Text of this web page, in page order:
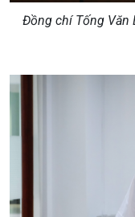
Đồng chí Tống Văn